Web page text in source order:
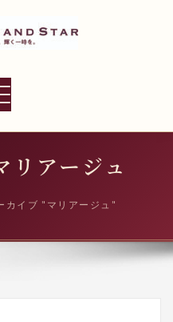
リアージュ
カイブ "マリアージュ"